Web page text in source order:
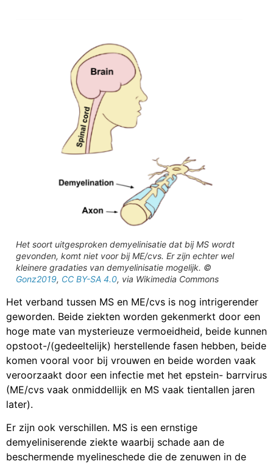
Het soort uitgesproken demyelinisatie dat bij MS wordt
gevonden, komt niet voor bij ME/cvs. Er zijn echter wel
kleinere gradaties van demyelinisatie mogelijk. ©
Gonz2019, CC BY-SA 4.0, via Wikimedia Commons
Het verband tussen MS en ME/cvs is nog intrigerender
geworden. Beide ziekten worden gekenmerkt door een
hoge mate van mysterieuze vermoeidheid, beide kunnen
opstoot-/(gedeeltelijk) herstellende fasen hebben, beide
komen vooral voor bij vrouwen en beide worden vaak
veroorzaakt door een infectie met het epstein- barrvirus
(ME/cvs vaak onmiddellijk en MS vaak tientallen jaren
later).
Er zijn ook verschillen. MS is een ernstige
demyeliniserende ziekte waarbij schade aan de
beschermende myelineschede die de zenuwen in de